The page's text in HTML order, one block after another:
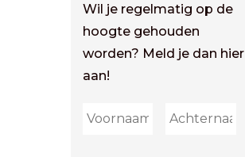
Wil je regelmatig op de
hoogte gehouden
worden? Meld je dan hier
aan!
First